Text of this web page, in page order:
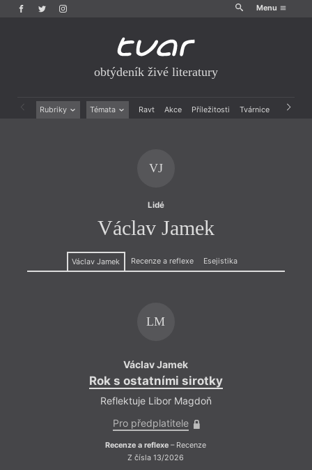
Menu
obtýdeník živé literatury
Rubriky Témata Ravt Akce Příležitosti Tvárnice Archiv
VJ
Lidé
Václav Jamek
Václav Jamek Recenze a reflexe Esejistika
LM
Václav Jamek
Rok s ostatními sirotky
Reflektuje Libor Magdoň
Pro předplatitele
Recenze a reflexe – Recenze
Z čísla 13/2026